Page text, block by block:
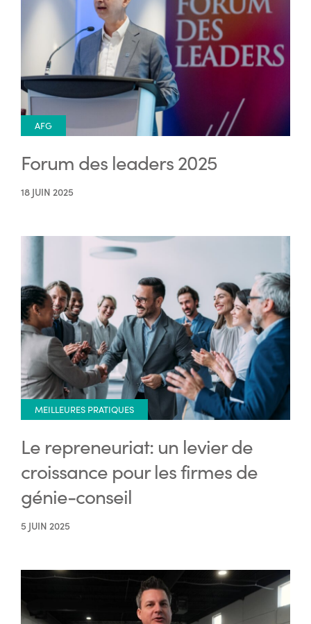
AFG
Forum des leaders 2025
18 JUIN 2025
MEILLEURES PRATIQUES
Le repreneuriat: un levier de
croissance pour les firmes de
génie-conseil
5 JUIN 2025